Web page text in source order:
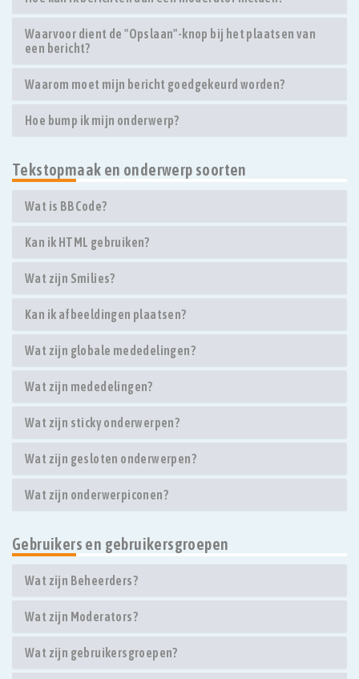
Waarvoor dient de "Opslaan"-knop bij het plaatsen van
een bericht?
Waarom moet mijn bericht goedgekeurd worden?
Hoe bump ik mijn onderwerp?
Tekstopmaak en onderwerp soorten
Wat is BBCode?
Kan ik HTML gebruiken?
Wat zijn Smilies?
Kan ik afbeeldingen plaatsen?
Wat zijn globale mededelingen?
Wat zijn mededelingen?
Wat zijn sticky onderwerpen?
Wat zijn gesloten onderwerpen?
Wat zijn onderwerpiconen?
Gebruikers en gebruikersgroepen
Wat zijn Beheerders?
Wat zijn Moderators?
Wat zijn gebruikersgroepen?